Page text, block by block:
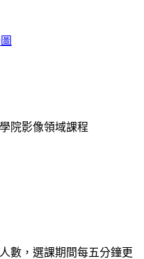
院影像領域課程
數，選課期間每五分鐘更